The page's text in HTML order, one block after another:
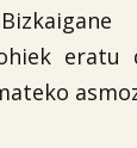
eratu